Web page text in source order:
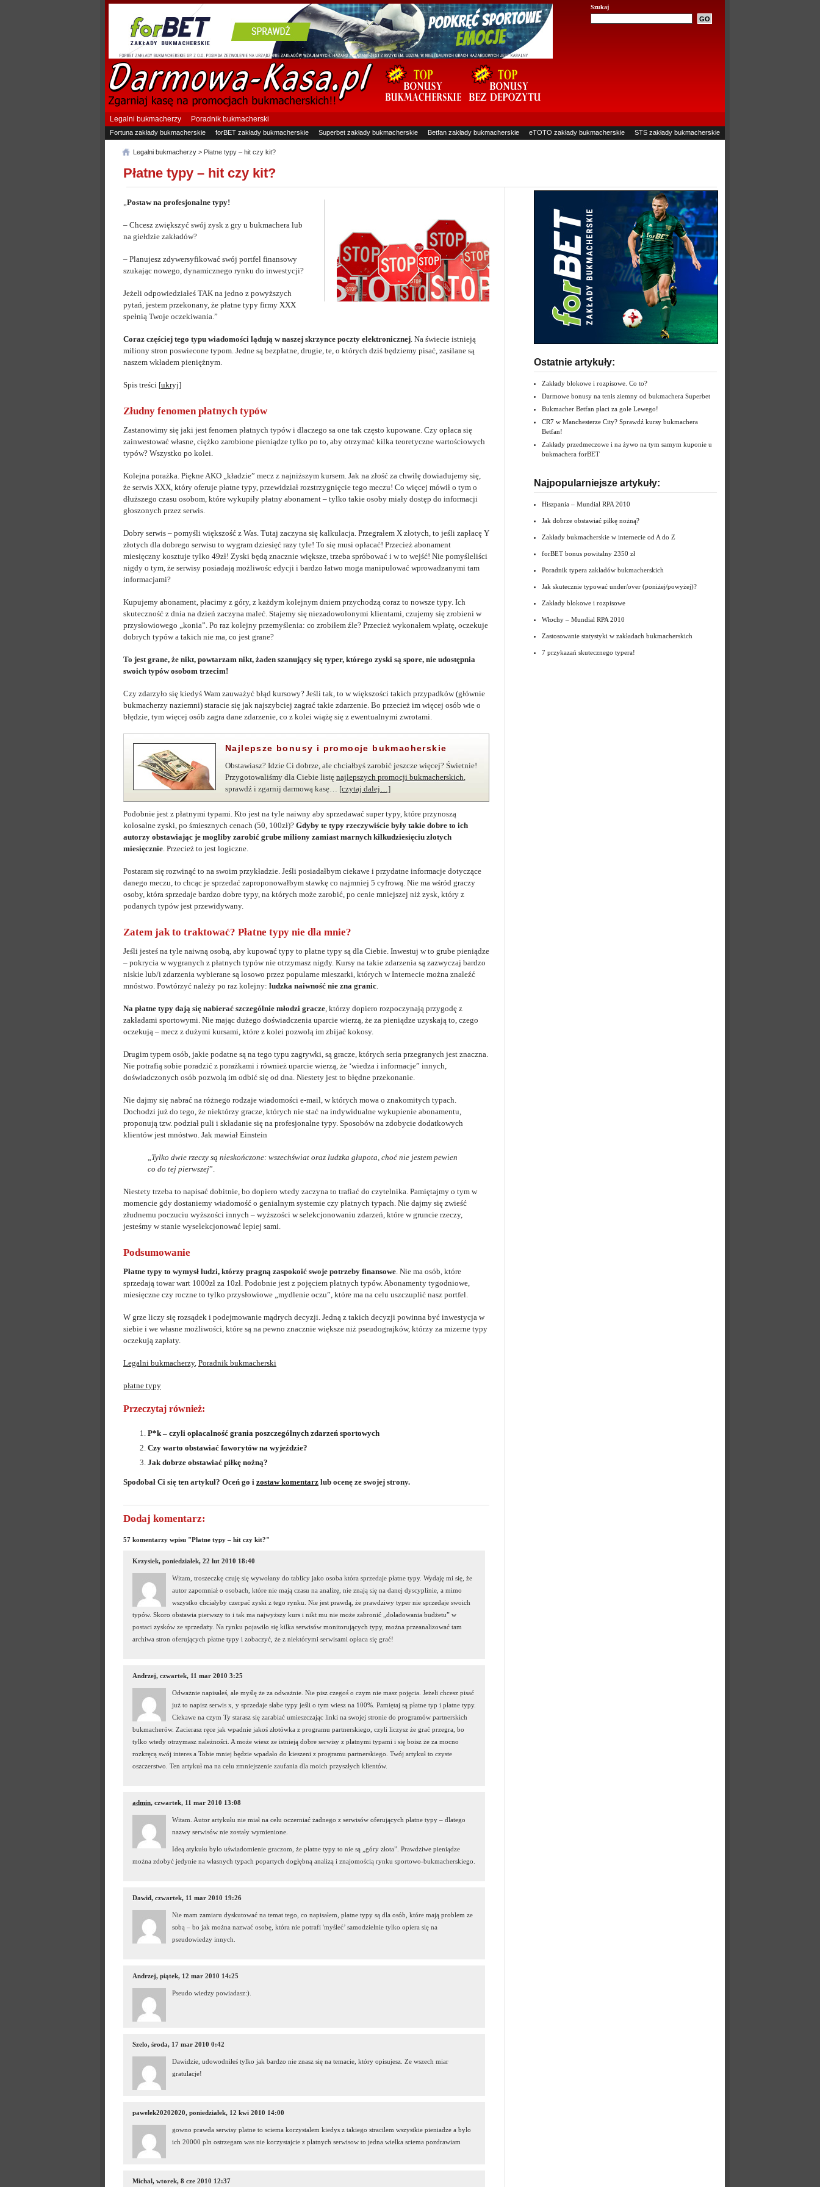
Szukaj
Legalni bukmacherzy Poradnik bukmacherski
Fortuna zakłady bukmacherskie forBET zakłady bukmacherskie Superbet zakłady bukmacherskie Betfan zakłady bukmacherskie eTOTO zakłady bukmacherskie STS zakłady bukmacherskie
Legalni bukmacherzy > Płatne typy – hit czy kit?
Płatne typy – hit czy kit?
„Postaw na profesjonalne typy!
– Chcesz zwiększyć swój zysk z gry u bukmachera lub
na giełdzie zakładów?
– Planujesz zdywersyfikować swój portfel finansowy
szukając nowego, dynamicznego rynku do inwestycji?
Jeżeli odpowiedziałeś TAK na jedno z powyższych
pytań, jestem przekonany, że płatne typy firmy XXX
spełnią Twoje oczekiwania.”
Coraz częściej tego typu wiadomości lądują w naszej skrzynce poczty elektronicznej. Na świecie istnieją
miliony stron poswiecone typom. Jedne są bezpłatne, drugie, te, o których dziś będziemy pisać, zasilane są
naszem wkładem pieniężnym.
Spis treści [ukryj]
Złudny fenomen płatnych typów
Zastanowimy się jaki jest fenomen płatnych typów i dlaczego sa one tak często kupowane. Czy opłaca się
zainwestować własne, ciężko zarobione pieniądze tylko po to, aby otrzymać kilka teoretyczne wartościowych
typów? Wszystko po kolei.
Kolejna porażka. Piękne AKO „kładzie” mecz z najniższym kursem. Jak na złość za chwilę dowiadujemy się,
że serwis XXX, który oferuje płatne typy, przewidział rozstrzygnięcie tego meczu! Co więcej mówił o tym o
dłuższego czasu osobom, które wykupiły płatny abonament – tylko takie osoby miały dostęp do informacji
głoszonych przez serwis.
Dobry serwis – pomyśli większość z Was. Tutaj zaczyna się kalkulacja. Przegrałem X złotych, to jeśli zapłacę Y
złotych dla dobrego serwisu to wygram dziesięć razy tyle! To się musi opłacać! Przecież abonament
miesięczny kosztuje tylko 49zł! Zyski będą znacznie większe, trzeba spróbować i w to wejść! Nie pomyśleliści
nigdy o tym, że serwisy posiadają możliwośc edycji i bardzo łatwo moga manipulować wprowadzanymi tam
informacjami?
Kupujemy abonament, płacimy z góry, z każdym kolejnym dniem przychodzą coraz to nowsze typy. Ich
skuteczność z dnia na dzień zaczyna maleć. Stajemy się niezadowolonymi klientami, czujemy się zrobieni w
przysłowiowego „konia”. Po raz kolejny przemyślenia: co zrobiłem źle? Przecież wykonałem wpłatę, oczekuje
dobrych typów a takich nie ma, co jest grane?
To jest grane, że nikt, powtarzam nikt, żaden szanujący się typer, którego zyski są spore, nie udostępnia
swoich typów osobom trzecim!
Czy zdarzyło się kiedyś Wam zauważyć błąd kursowy? Jeśli tak, to w większości takich przypadków (głównie
bukmacherzy naziemni) staracie się jak najszybciej zagrać takie zdarzenie. Bo przecież im więcej osób wie o
błędzie, tym więcej osób zagra dane zdarzenie, co z kolei wiążę się z ewentualnymi zwrotami.
Najlepsze bonusy i promocje bukmacherskie
Obstawiasz? Idzie Ci dobrze, ale chciałbyś zarobić jeszcze więcej? Świetnie!
Przygotowaliśmy dla Ciebie listę najlepszych promocji bukmacherskich,
sprawdź i zgarnij darmową kasę… [czytaj dalej…]
Podobnie jest z płatnymi typami. Kto jest na tyle naiwny aby sprzedawać super typy, które przynoszą
kolosalne zyski, po śmiesznych cenach (50, 100zł)? Gdyby te typy rzeczywiście były takie dobre to ich
autorzy obstawiając je mogliby zarobić grube miliony zamiast marnych kilkudziesięciu złotych
miesięcznie. Przecież to jest logiczne.
Postaram się rozwinąć to na swoim przykładzie. Jeśli posiadałbym ciekawe i przydatne informacje dotyczące
danego meczu, to chcąc je sprzedać zaproponowałbym stawkę co najmniej 5 cyfrową. Nie ma wśród graczy
osoby, która sprzedaje bardzo dobre typy, na których może zarobić, po cenie mniejszej niż zysk, który z
podanych typów jest przewidywany.
Zatem jak to traktować? Płatne typy nie dla mnie?
Jeśli jesteś na tyle naiwną osobą, aby kupować typy to płatne typy są dla Ciebie. Inwestuj w to grube pieniądze
– pokrycia w wygranych z płatnych typów nie otrzymasz nigdy. Kursy na takie zdarzenia są zazwyczaj bardzo
niskie lub/i zdarzenia wybierane są losowo przez popularne mieszarki, których w Internecie można znaleźć
mnóstwo. Powtórzyć należy po raz kolejny: ludzka naiwność nie zna granic.
Na płatne typy dają się nabierać szczególnie młodzi gracze, którzy dopiero rozpoczynają przygodę z
zakładami sportowymi. Nie mając dużego doświadczenia uparcie wierzą, że za pieniądze uzyskają to, czego
oczekują – mecz z dużymi kursami, które z kolei pozwolą im zbijać kokosy.
Drugim typem osób, jakie podatne są na tego typu zagrywki, są gracze, których seria przegranych jest znaczna.
Nie potrafią sobie poradzić z porażkami i również uparcie wierzą, że ‘wiedza i informacje” innych,
doświadczonych osób pozwolą im odbić się od dna. Niestety jest to błędne przekonanie.
Nie dajmy się nabrać na różnego rodzaje wiadomości e-mail, w których mowa o znakomitych typach.
Dochodzi już do tego, że niektórzy gracze, których nie stać na indywidualne wykupienie abonamentu,
proponują tzw. podział puli i składanie się na profesjonalne typy. Sposobów na zdobycie dodatkowych
klientów jest mnóstwo. Jak mawiał Einstein
„Tylko dwie rzeczy są nieskończone: wszechświat oraz ludzka głupota, choć nie jestem pewien
co do tej pierwszej”.
Niestety trzeba to napisać dobitnie, bo dopiero wtedy zaczyna to trafiać do czytelnika. Pamiętajmy o tym w
momencie gdy dostaniemy wiadomość o genialnym systemie czy płatnych typach. Nie dajmy się zwieść
złudnemu poczuciu wyższości innych – wyższości w selekcjonowaniu zdarzeń, które w gruncie rzeczy,
jesteśmy w stanie wyselekcjonować lepiej sami.
Podsumowanie
Płatne typy to wymysł ludzi, którzy pragną zaspokoić swoje potrzeby finansowe. Nie ma osób, które
sprzedają towar wart 1000zł za 10zł. Podobnie jest z pojęciem płatnych typów. Abonamenty tygodniowe,
miesięczne czy roczne to tylko przysłowiowe „mydlenie oczu”, które ma na celu uszczuplić nasz portfel.
W grze liczy się rozsądek i podejmowanie mądrych decyzji. Jedną z takich decyzji powinna być inwestycja w
siebie i we własne możliwości, które są na pewno znacznie większe niż pseudograjków, którzy za mizerne typy
oczekują zapłaty.
Legalni bukmacherzy, Poradnik bukmacherski
płatne typy
Przeczytaj również:
P*k – czyli opłacalność grania poszczególnych zdarzeń sportowych
Czy warto obstawiać faworytów na wyjeździe?
Jak dobrze obstawiać piłkę nożną?
Spodobał Ci się ten artykuł? Oceń go i zostaw komentarz lub ocenę ze swojej strony.
Dodaj komentarz:
57 komentarzy wpisu "Płatne typy – hit czy kit?"
Krzysiek, poniedziałek, 22 lut 2010 18:40
Witam, troszeczkę czuję się wywołany do tablicy jako osoba która sprzedaje płatne typy. Wydaję mi się, że
autor zapomniał o osobach, które nie mają czasu na analizę, nie znają się na danej dyscyplinie, a mimo
wszystko chciałyby czerpać zyski z tego rynku. Nie jest prawdą, że prawdziwy typer nie sprzedaje swoich
typów. Skoro obstawia pierwszy to i tak ma najwyższy kurs i nikt mu nie może zabronić „doładowania budżetu” w
postaci zysków ze sprzedaży. Na rynku pojawiło się kilka serwisów monitorujących typy, można przeanalizować tam
archiwa stron oferujących płatne typy i zobaczyć, że z niektórymi serwisami opłaca się grać!
Andrzej, czwartek, 11 mar 2010 3:25
Odważnie napisałeś, ale myślę że za odważnie. Nie pisz czegoś o czym nie masz pojęcia. Jeżeli chcesz pisać
już to napisz serwis x, y sprzedaje słabe typy jeśli o tym wiesz na 100%. Pamiętaj są płatne typ i płatne typy.
Ciekawe na czym Ty starasz się zarabiać umieszczając linki na swojej stronie do programów partnerskich
bukmacherów. Zacierasz ręce jak wpadnie jakoś złotówka z programu partnerskiego, czyli liczysz że grać przegra, bo
tylko wtedy otrzymasz należności. A może wiesz ze istnieją dobre serwisy z płatnymi typami i się boisz że za mocno
rozkręcą swój interes a Tobie mniej będzie wpadało do kieszeni z programu partnerskiego. Twój artykuł to czyste
oszczerstwo. Ten artykuł ma na celu zmniejszenie zaufania dla moich przyszłych klientów.
admin, czwartek, 11 mar 2010 13:08
Witam. Autor artykułu nie miał na celu oczerniać żadnego z serwisów oferujących płatne typy – dlatego
nazwy serwisów nie zostały wymienione.
Ideą atykułu było uświadomienie graczom, że płatne typy to nie są „góry złota”. Prawdziwe pieniądze
można zdobyć jedynie na własnych typach popartych dogłębną analizą i znajomością rynku sportowo-bukmacherskiego.
Dawid, czwartek, 11 mar 2010 19:26
Nie mam zamiaru dyskutować na temat tego, co napisałem, płatne typy są dla osób, które mają problem ze
sobą – bo jak można nazwać osobę, która nie potrafi 'myśleć’ samodzielnie tylko opiera się na
pseudowiedzy innych.
Andrzej, piątek, 12 mar 2010 14:25
Pseudo wiedzy powiadasz:).
Szelo, środa, 17 mar 2010 0:42
Dawidzie, udowodniłeś tylko jak bardzo nie znasz się na temacie, który opisujesz. Ze wszech miar
gratulacje!
pawelek20202020, poniedziałek, 12 kwi 2010 14:00
gowno prawda serwisy platne to sciema korzystalem kiedys z takiego stracilem wszystkie pieniadze a bylo
ich 20000 pln ostrzegam was nie korzystajcie z platnych serwisow to jedna wielka sciema pozdrawiam
Michal, wtorek, 8 cze 2010 12:37
Ostatnie artykuły:
Zakłady blokowe i rozpisowe. Co to?
Darmowe bonusy na tenis ziemny od bukmachera Superbet
Bukmacher Betfan płaci za gole Lewego!
CR7 w Manchesterze City? Sprawdź kursy bukmachera
Betfan!
Zakłady przedmeczowe i na żywo na tym samym kuponie u
bukmachera forBET
Najpopularniejsze artykuły:
Hiszpania – Mundial RPA 2010
Jak dobrze obstawiać piłkę nożną?
Zakłady bukmacherskie w internecie od A do Z
forBET bonus powitalny 2350 zł
Poradnik typera zakładów bukmacherskich
Jak skutecznie typować under/over (poniżej/powyżej)?
Zakłady blokowe i rozpisowe
Włochy – Mundial RPA 2010
Zastosowanie statystyki w zakładach bukmacherskich
7 przykazań skutecznego typera!